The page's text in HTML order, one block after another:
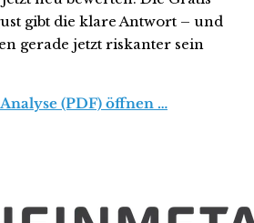
gibt die klare Antwort – und
gerade jetzt riskanter sein
(PDF) öffnen …